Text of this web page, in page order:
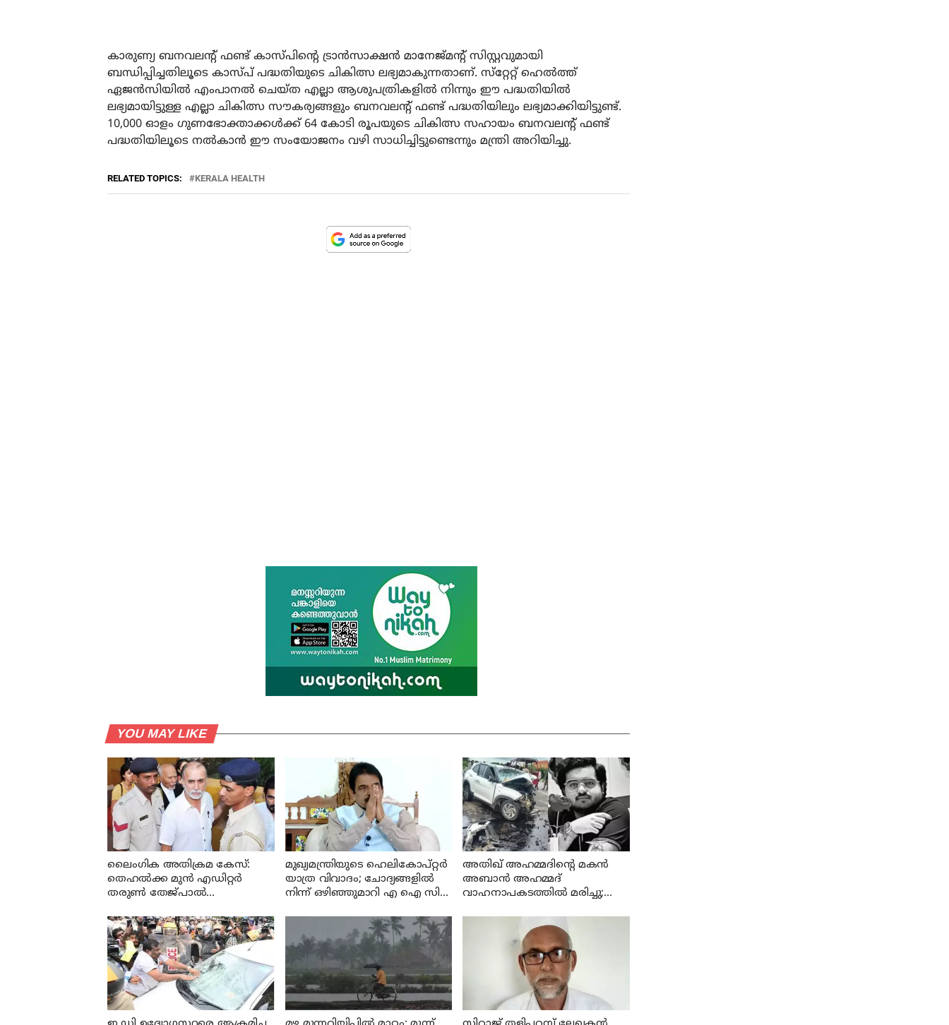
കാരുണ്യ ബനവലന്റ് ഫണ്ട് കാസ്പിന്റെ ട്രാന്‍സാക്ഷന്‍ മാനേജ്മന്റ് സിസ്റ്റവുമായി
ബന്ധിപ്പിച്ചതിലൂടെ കാസ്പ് പദ്ധതിയുടെ ചികിത്സ ലഭ്യമാകുന്നതാണ്. സ്‌റ്റേറ്റ് ഹെല്‍ത്ത്
ഏജന്‍സിയില്‍ എംപാനല്‍ ചെയ്ത എല്ലാ ആശുപത്രികളില്‍ നിന്നും ഈ പദ്ധതിയില്‍
ലഭ്യമായിട്ടുള്ള എല്ലാ ചികിത്സ സൗകര്യങ്ങളും ബനവലന്റ് ഫണ്ട് പദ്ധതിയിലും ലഭ്യമാക്കിയിട്ടുണ്ട്.
10,000 ഓളം ഗുണഭോക്താക്കള്‍ക്ക് 64 കോടി രൂപയുടെ ചികിത്സ സഹായം ബനവലന്റ് ഫണ്ട്
പദ്ധതിയിലൂടെ നല്‍കാന്‍ ഈ സംയോജനം വഴി സാധിച്ചിട്ടുണ്ടെന്നും മന്ത്രി അറിയിച്ചു.
RELATED TOPICS: KERALA HEALTH
YOU MAY LIKE
ലൈംഗിക അതിക്രമ കേസ്:
തെഹൽക്ക മുൻ എഡിറ്റർ
തരുൺ തേജ്പാൽ
ഹൈക്കോടതി
മുഖ്യമന്ത്രിയുടെ ഹെലികോപ്റ്റർ
യാത്ര വിവാദം; ചോദ്യങ്ങളിൽ
നിന്ന് ഒഴിഞ്ഞുമാറി എ ഐ സി
അതിഖ് അഹമ്മദിന്റെ മകന്‍
അബാന്‍ അഹമ്മദ്
വാഹനാപകടത്തില്‍ മരിച്ചു;
സഹോദരനെ കാണാന്‍
പോകുന്നതിനിടെ